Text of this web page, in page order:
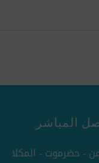
المباشر
- حضرموت - المكلا